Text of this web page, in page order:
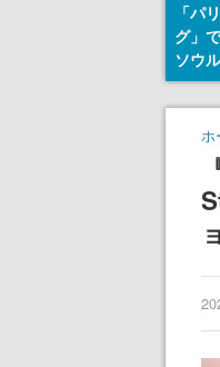
「パ
グ」
ソウ
『小
イク
失敗
DIED
ホ